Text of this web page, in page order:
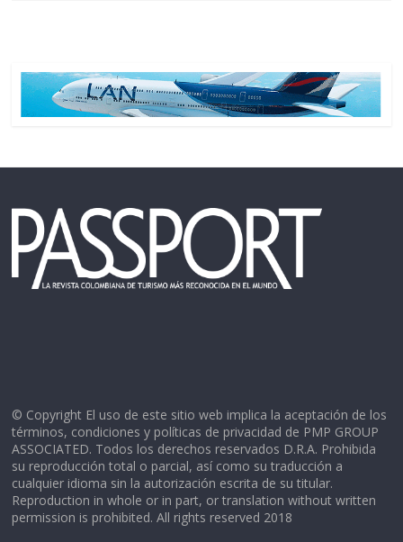
© Copyright El uso de este sitio web implica la aceptación de los
términos, condiciones y políticas de privacidad de PMP GROUP
ASSOCIATED. Todos los derechos reservados D.R.A. Prohibida
su reproducción total o parcial, así como su traducción a
cualquier idioma sin la autorización escrita de su titular.
Reproduction in whole or in part, or translation without written
permission is prohibited. All rights reserved 2018